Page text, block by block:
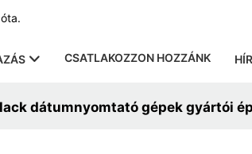
CSATLAKOZZON HOZZÁNK HÍR
dátumnyomtató gépek gyártói